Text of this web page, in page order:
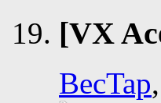
[VX
BecTap